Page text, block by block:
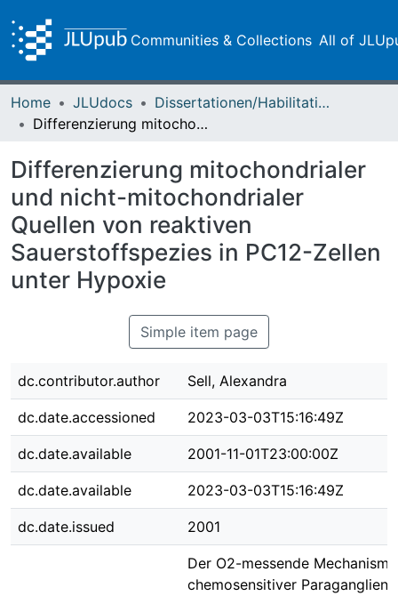
Communities & Collections All of
Home JLUdocs
Dissertationen/Habilitationen
Differenzierung mitochondrialer und nicht-mitochondrialer Quellen von reaktiven Sauerstoffspezies in PC12-Zellen unter Hypoxie
Differenzierung mitochondrialer
und nicht-mitochondrialer
Quellen von reaktiven
Sauerstoffspezies in PC12-Zellen
unter Hypoxie
Simple item page
dc.contributor.author Sell, Alexandra
dc.date.accessioned 2023-03-03T15:16:49Z
dc.date.available 2001-11-01T23:00:00Z
dc.date.available 2023-03-03T15:16:49Z
dc.date.issued 2001
Der O2-messende
chemosensitiver Paraganglien